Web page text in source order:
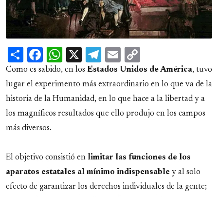
ShareFacebook
WhatsApp
X Telegram
Email
Link
Como es sabido, en los Estados Unidos de América, tuvo
lugar el experimento más extraordinario en lo que va de la
historia de la Humanidad, en lo que hace a la libertad y a
los magníficos resultados que ello produjo en los campos
más diversos.
El objetivo consistió en limitar las funciones de los
aparatos estatales al mínimo indispensable y al solo
efecto de garantizar los derechos individuales de la gente;